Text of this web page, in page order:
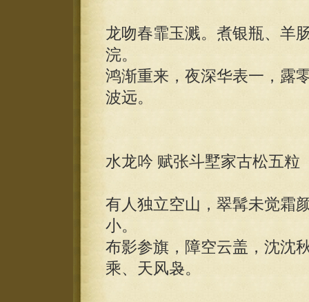
龙吻春霏玉溅。煮银瓶、羊
浣。
鸿渐重来，夜深华表一，露
波远。
水龙吟 赋张斗墅家古松五粒
有人独立空山，翠髯未觉霜
小。
布影参旗，障空云盖，沈沈
乘、天风袅。